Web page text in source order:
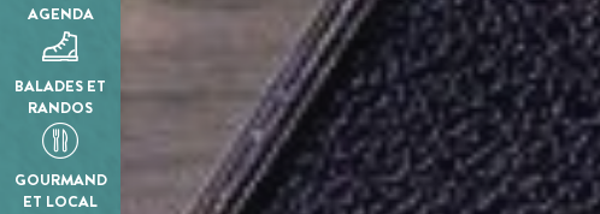
AGENDA
BALADES ET
RANDOS
GOURMAND
ET LOCAL